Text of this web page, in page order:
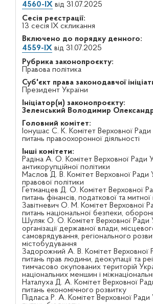
4560-ІХвід 31.07.2025
Сесія реєстрації:
13 сесія IX скликання
Включено до порядку денного:
4559-ІХвід 31.07.2025
Рубрика законопроєкту:
Правова політика
Суб'єкт права законодавчої
Президент України
Ініціатор(и) законопроєкту:
Зеленський Володимир
Головний комітет:
Іонушас С. К. Комітет Верховної Ради
питань правоохоронної діяльності
Інші комітети:
Радіна А. О. Комітет Верховної Ради
антикорупційної політики
Маслов Д. В. Комітет Верховної Ради
правової політики
Гетманцев Д. О. Комітет Верховної
питань фінансів, податкової та митної
Завітневич О. М. Комітет Верховної
питань національної безпеки,
Шуляк О. О. Комітет Верховної Ради
організації державної влади,
самоврядування, регіонального
містобудування
Задорожний А. В. Комітет Верховної
питань прав людини, деокупації та
тимчасово окупованих територій
національних меншин і
Наталуха Д. А. Комітет Верховної
питань економічного розвитку
Підласа Р. А. Комітет Верховної Ради